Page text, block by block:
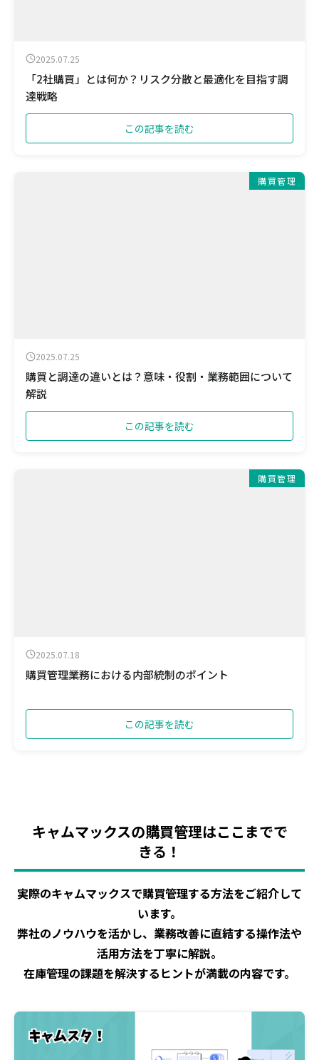
2025.07.25
「2社購買」とは何か？リスク分散と最適化を目指す調
達戦略
この記事を読む
購買管理
2025.07.25
購買と調達の違いとは？意味・役割・業務範囲について
解説
この記事を読む
購買管理
2025.07.18
購買管理業務における内部統制のポイント
この記事を読む
キャムマックスの購買管理はここまでで
きる！
実際のキャムマックスで購買管理する方法をご紹介して
います。
弊社のノウハウを活かし、業務改善に直結する操作法や
活用方法を丁寧に解説。
在庫管理の課題を解決するヒントが満載の内容です。